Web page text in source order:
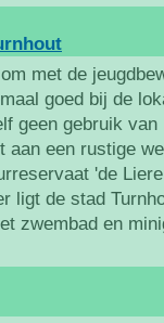
met de
goed bij de
geen gebruik
een rustige
'de
ligt de stad
zwembad en